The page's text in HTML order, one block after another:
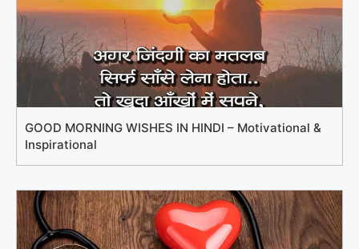
GOOD MORNING WISHES IN HINDI – Motivational &
Inspirational